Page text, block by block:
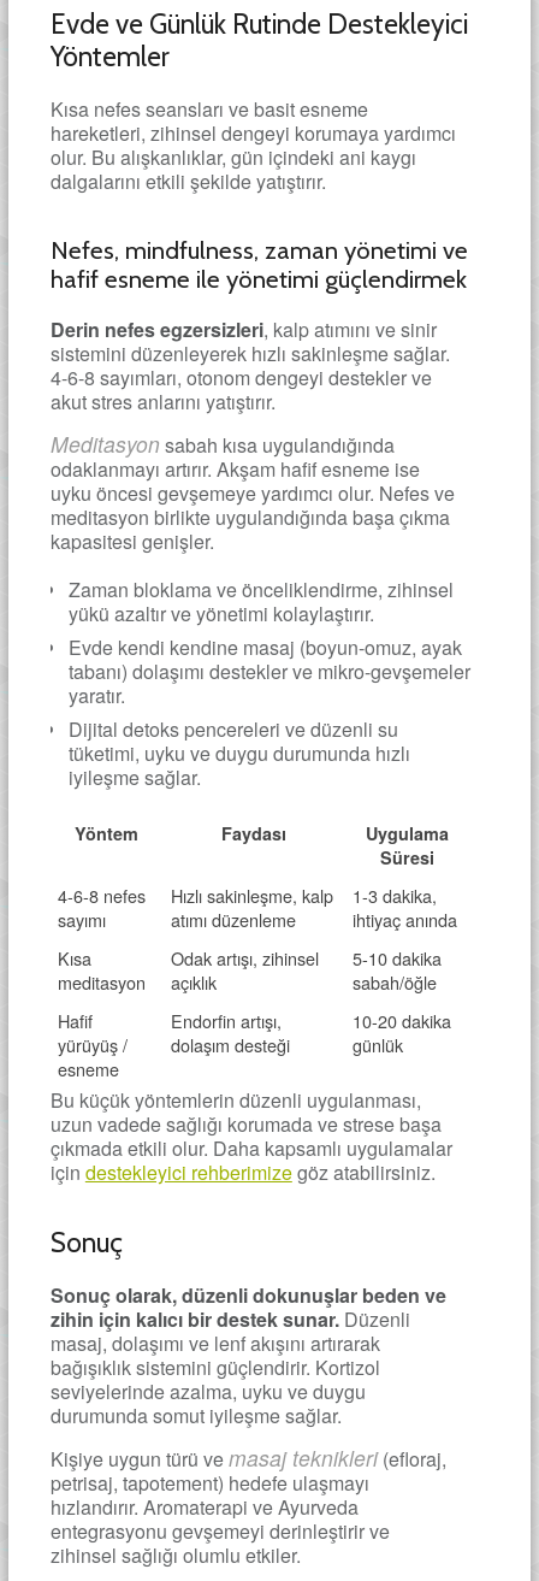
Evde ve Günlük Rutinde Destekleyici
Yöntemler
Kısa nefes seansları ve basit esneme
hareketleri, zihinsel dengeyi korumaya yardımcı
olur. Bu alışkanlıklar, gün içindeki ani kaygı
dalgalarını etkili şekilde yatıştırır.
Nefes, mindfulness, zaman yönetimi ve
hafif esneme ile yönetimi güçlendirmek
Derin nefes egzersizleri, kalp atımını ve sinir
sistemini düzenleyerek hızlı sakinleşme sağlar.
4-6-8 sayımları, otonom dengeyi destekler ve
akut stres anlarını yatıştırır.
Meditasyon sabah kısa uygulandığında
odaklanmayı artırır. Akşam hafif esneme ise
uyku öncesi gevşemeye yardımcı olur. Nefes ve
meditasyon birlikte uygulandığında başa çıkma
kapasitesi genişler.
Zaman bloklama ve önceliklendirme, zihinsel
yükü azaltır ve yönetimi kolaylaştırır.
Evde kendi kendine masaj (boyun-omuz, ayak
tabanı) dolaşımı destekler ve mikro-gevşemeler
yaratır.
Dijital detoks pencereleri ve düzenli su
tüketimi, uyku ve duygu durumunda hızlı
iyileşme sağlar.
Yöntem Faydası
Uygulama
Süresi
4-6-8 nefes
sayımı
Hızlı sakinleşme, kalp
atımı düzenleme
1-3 dakika,
ihtiyaç anında
Kısa
meditasyon
Odak artışı, zihinsel
açıklık
5-10 dakika
sabah/öğle
Hafif
yürüyüş /
esneme
Endorfin artışı,
dolaşım desteği
10-20 dakika
günlük
Bu küçük yöntemlerin düzenli uygulanması,
uzun vadede sağlığı korumada ve strese başa
çıkmada etkili olur. Daha kapsamlı uygulamalar
için destekleyici rehberimizegöz atabilirsiniz.
Sonuç
Sonuç olarak, düzenli dokunuşlar beden ve
zihin için kalıcı bir destek sunar.Düzenli
masaj, dolaşımı ve lenf akışını artırarak
bağışıklık sistemini güçlendirir. Kortizol
seviyelerinde azalma, uyku ve duygu
durumunda somut iyileşme sağlar.
Kişiye uygun türü vemasaj teknikleri(efloraj,
petrisaj, tapotement) hedefe ulaşmayı
hızlandırır. Aromaterapi ve Ayurveda
entegrasyonu gevşemeyi derinleştirir ve
zihinsel sağlığı olumlu etkiler.